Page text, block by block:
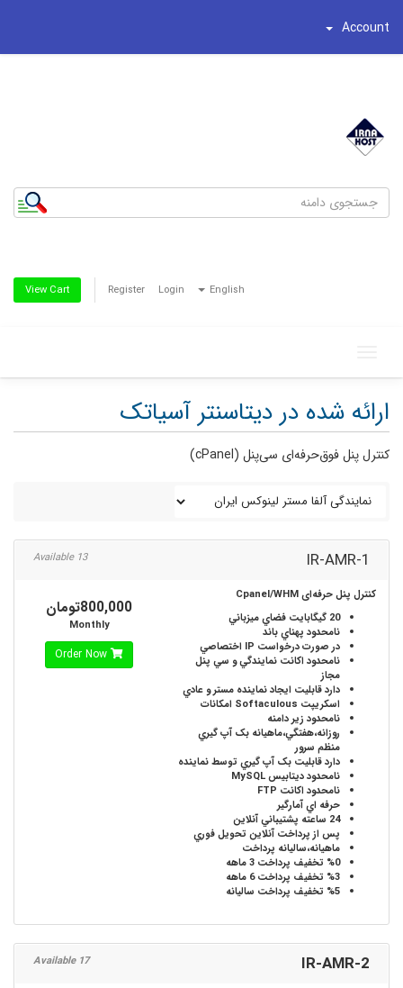
Account
English
Login
Register
View Cart
navigation
ارائه شده در دیتاسنتر آسیاتک
کنترل پنل فوق‌حرفه‌ای سی‌پنل (cPanel)
IR-AMR-1
13 Available
کنترل پنل حرفه‌ای Cpanel/WHM
20 گیگابایت
فضاي ميزباني
نامحدود پهناي باند
در صورت درخواست
نامحدود اکانت نمايندگي و سي پنل
مجاز
داردقابليت ايجاد نماينده مستر و عادي
اسکريپت Softaculous
امکانات
نامحدود زير دامنه
روزانه،هفتگي،ماهيانه بک آپ گيري
منظم سرور
داردقابليت بک آپ گيري توسط نماينده
نامحدودديتابيس MySQL
نامحدود اکانت FTP
حرفه ايآمارگير
24 ساعته
پشتيباني آنلاين
پس از پرداخت آنلاين تحويل فوري
ماهيانه،ساليانه پرداخت
%0 تخفيف پرداخت 3 ماهه
%3 تخفيف پرداخت 6 ماهه
%5 تخفيف پرداخت ساليانه
800,000تومان
Monthly
Order Now
IR-AMR-2
17 Available